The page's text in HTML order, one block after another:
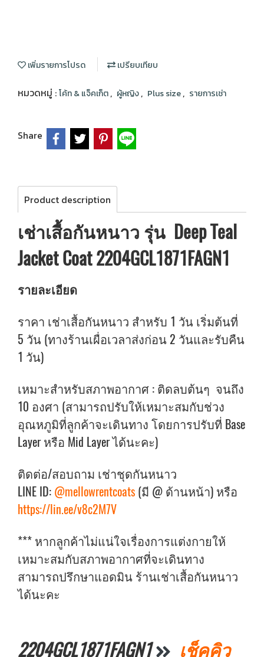
เพิ่มรายการโปรด เปรียบเทียบ
หมวดหมู่ :โค้ท & แจ็คเก็ต, ผู้หญิง, Plus size, รายการเช่า
Share
Product description
เช่าเสื้อกันหนาว รุ่น Deep Teal
Jacket Coat 2204GCL1871FAGN1
รายละเอียด
ราคา เช่าเสื้อกันหนาว สำหรับ 1 วัน เริ่มต้นที่
5 วัน (ทางร้านเผื่อเวลาส่งก่อน 2 วันและรับคืน
1 วัน)
เหมาะสำหรับสภาพอากาศ : ติดลบต้นๆ จนถึง
10 องศา (สามารถปรับให้เหมาะสมกับช่วง
อุณหภูมิที่ลูกค้าจะเดินทาง โดยการปรับที่ Base
Layer หรือ Mid Layer ได้นะคะ)
ติดต่อ/สอบถาม เช่าชุดกันหนาว
LINE ID: @mellowrentcoats (มี @ ด้านหน้า) หรือ
https://lin.ee/v8c2M7V
*** หากลูกค้าไม่แน่ใจเรื่องการแต่งกายให้
เหมาะสมกับสภาพอากาศที่จะเดินทาง
สามารถปรึกษาแอดมิน ร้านเช่าเสื้อกันหนาว
ได้นะคะ
2204GCL1871FAGN1 เช็คคิว